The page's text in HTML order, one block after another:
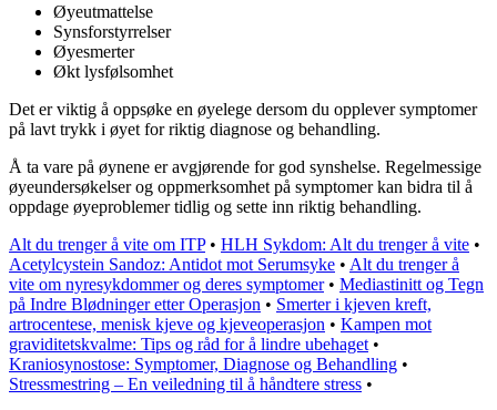
Øyeutmattelse
Synsforstyrrelser
Øyesmerter
Økt lysfølsomhet
Det er viktig å oppsøke en øyelege dersom du opplever symptomer
på lavt trykk i øyet for riktig diagnose og behandling.
Å ta vare på øynene er avgjørende for god synshelse. Regelmessige
øyeundersøkelser og oppmerksomhet på symptomer kan bidra til å
oppdage øyeproblemer tidlig og sette inn riktig behandling.
Alt du trenger å vite om ITP• HLH Sykdom: Alt du trenger å vite •
Acetylcystein Sandoz: Antidot mot Serumsyke • Alt du trenger å
vite om nyresykdommer og deres symptomer• Mediastinitt og Tegn
på Indre Blødninger etter Operasjon • Smerter i kjeven kreft,
artrocentese, menisk kjeve og kjeveoperasjon • Kampen mot
graviditetskvalme: Tips og råd for å lindre ubehaget •
Kraniosynostose: Symptomer, Diagnose og Behandling •
Stressmestring – En veiledning til å håndtere stress •